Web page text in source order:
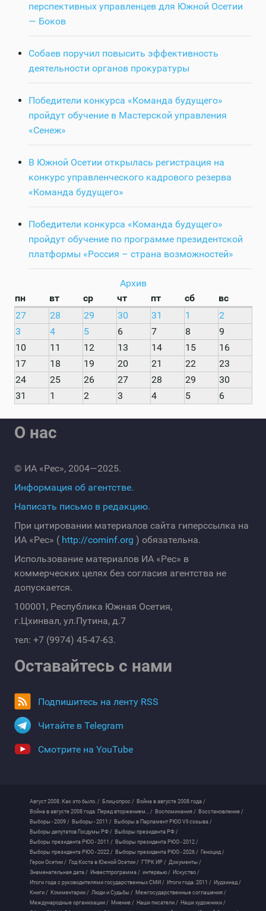
перспективных управленцев для Южной Осетии
— Боков
Собаев поручил повысить эффективность
деятельности органов прокуратуры
Победители конкурса «Команда будущего»
пройдут обучение в Мастерской управления
«Сенеж»
В Южной Осетии открылась регистрация на
конкурс управленческого кадрового резерва
«Команда будущего»
Победители конкурса «Команда будущего»
пройдут обучение по программе президентской
платформы «Россия – страна возможностей»
Архив
пн
вт ср чт пт сб
вс
27
28 29 30 31 1
2
3
4 5 6 7 8
9
10
11 12 13 14 15
16
17
18 19 20 21 22
23
24
25 26 27 28 29
30
31
1 2 3 4 5 6
О нас
© ИА «Рес», 2004—2025.
Информация об агентстве.
Написать письмо в редакцию.
При цитировании материалов сайта гиперссылка на
ИА «Рес» ( http://cominf.org ) обязательна.
Использование материалов ИА «Рес» в
коммерческих целях без согласия агентства не
допускается.
100001, Республика Южная Осетия,
г.Цхинвал, ул.Путина, д.7
тел: +7 (9974) 45-47-63.
Оставайтесь с нами
Подпишитесь на ленту RSS
Читайте в Telegram
Смотрите на YouTube
Август 2008. Как это было. / Блиц-опрос / Война в августе 2008 года /
Война в августе 2008 года. Перед вторжением... / Воспоминания / Восстановление /
Выборы - 2009 / Выборы - 2011 / Выборы в Парламент РЮО VII созыва /
Выборы депутатов Госдумы РФ / Выборы президента РФ /
Выборы президента РЮО - 2011 / Выборы президента РЮО - 2012 /
Выборы президента РЮО - 2022 / Выборы президента РЮО - 2026 / Геноцид /
Герои Осетии / Год Коста в Южной Осетии / ГТРК ИР / Документы /
Знаменательная дата / Инвестпрограмма / интервью / Искуство /
Итоги года с руководителями государственных СМИ / Итоги года. 2011 / Иудзинад /
Книги / Комментарии / Люди и Судьбы / Межгосударственные соглашения /
Международные организации / Мнение / Наши писатели / Наши художники /